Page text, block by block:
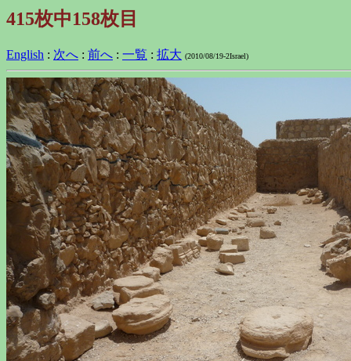
415枚中158枚目
English : 次へ : 前へ : 一覧 : 拡大 (2010/08/19-2Israel)